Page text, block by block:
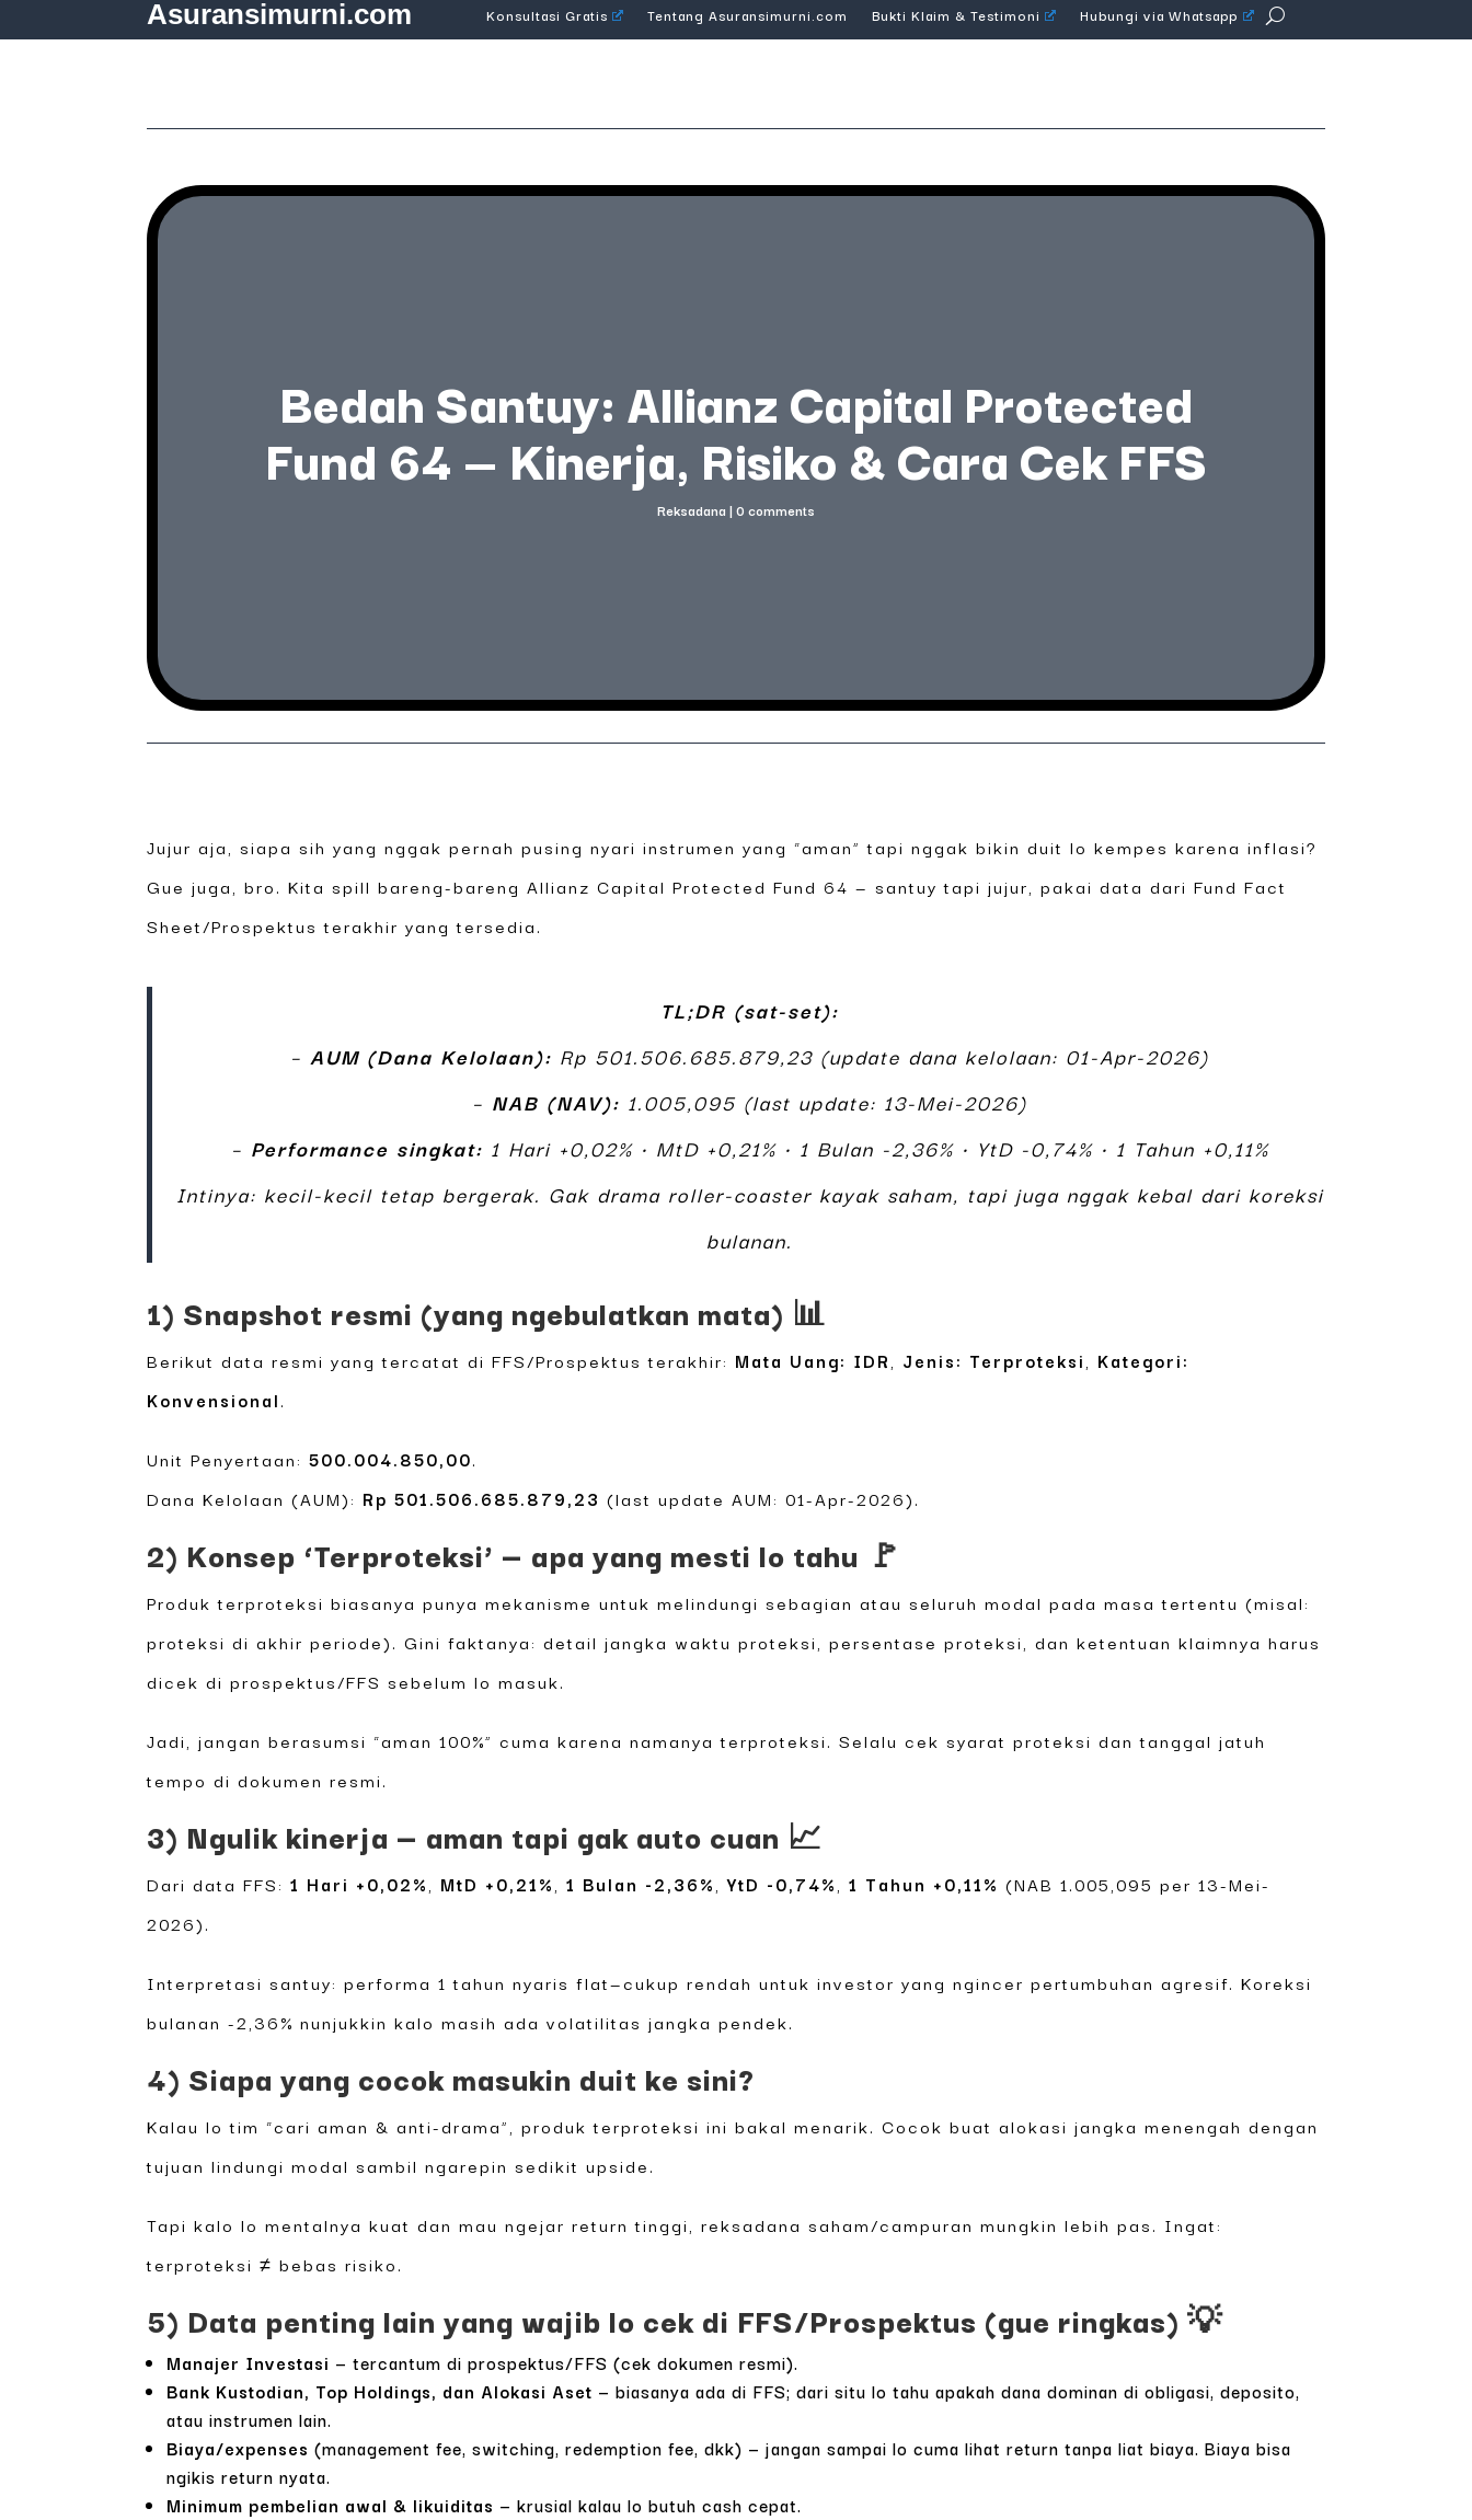
Asuransimurni.com Konsultasi Gratis Tentang Asuransimurni.com Bukti Klaim & Testimoni Hubungi via Whatsapp
Bedah Santuy: Allianz Capital Protected
Fund 64 — Kinerja, Risiko & Cara Cek FFS
Reksadana | 0 comments
Jujur aja, siapa sih yang nggak pernah pusing nyari instrumen yang “aman” tapi nggak bikin duit lo kempes karena inflasi?
Gue juga, bro. Kita spill bareng-bareng Allianz Capital Protected Fund 64 — santuy tapi jujur, pakai data dari Fund Fact
Sheet/Prospektus terakhir yang tersedia.
TL;DR (sat-set):
– AUM (Dana Kelolaan): Rp 501.506.685.879,23 (update dana kelolaan: 01-Apr-2026)
– NAB (NAV): 1.005,095 (last update: 13-Mei-2026)
– Performance singkat: 1 Hari +0,02% • MtD +0,21% • 1 Bulan -2,36% • YtD -0,74% • 1 Tahun +0,11%
Intinya: kecil-kecil tetap bergerak. Gak drama roller-coaster kayak saham, tapi juga nggak kebal dari koreksi
bulanan.
1) Snapshot resmi (yang ngebulatkan mata) 📊
Berikut data resmi yang tercatat di FFS/Prospektus terakhir: Mata Uang: IDR, Jenis: Terproteksi, Kategori:
Konvensional.
Unit Penyertaan:500.004.850,00.
Dana Kelolaan (AUM): Rp 501.506.685.879,23 (last update AUM: 01-Apr-2026).
2) Konsep ‘Terproteksi’ — apa yang mesti lo tahu 🚩
Produk terproteksi biasanya punya mekanisme untuk melindungi sebagian atau seluruh modal pada masa tertentu (misal:
proteksi di akhir periode). Gini faktanya: detail jangka waktu proteksi, persentase proteksi, dan ketentuan klaimnya harus
dicek di prospektus/FFS sebelum lo masuk.
Jadi, jangan berasumsi “aman 100%” cuma karena namanya terproteksi. Selalu cek syarat proteksi dan tanggal jatuh
tempo di dokumen resmi.
3) Ngulik kinerja — aman tapi gak auto cuan 📈
Dari data FFS:1 Hari +0,02%, MtD +0,21%,1 Bulan -2,36%,YtD -0,74%,1 Tahun +0,11% (NAB 1.005,095 per 13-Mei-
2026).
Interpretasi santuy: performa 1 tahun nyaris flat—cukup rendah untuk investor yang ngincer pertumbuhan agresif. Koreksi
bulanan -2,36% nunjukkin kalo masih ada volatilitas jangka pendek.
4) Siapa yang cocok masukin duit ke sini?
Kalau lo tim “cari aman & anti-drama”, produk terproteksi ini bakal menarik. Cocok buat alokasi jangka menengah dengan
tujuan lindungi modal sambil ngarepin sedikit upside.
Tapi kalo lo mentalnya kuat dan mau ngejar return tinggi, reksadana saham/campuran mungkin lebih pas. Ingat:
terproteksi ≠ bebas risiko.
5) Data penting lain yang wajib lo cek di FFS/Prospektus (gue ringkas) 💡
Manajer Investasi — tercantum di prospektus/FFS (cek dokumen resmi).
Bank Kustodian, Top Holdings, dan Alokasi Aset — biasanya ada di FFS; dari situ lo tahu apakah dana dominan di obligasi, deposito,
atau instrumen lain.
Biaya/expenses (management fee, switching, redemption fee, dkk) — jangan sampai lo cuma lihat return tanpa liat biaya. Biaya bisa
ngikis return nyata.
Minimum pembelian awal & likuiditas — krusial kalau lo butuh cash cepat.